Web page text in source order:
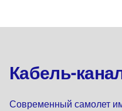
Кабель-
Современный самолет